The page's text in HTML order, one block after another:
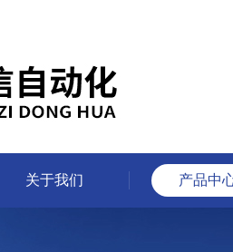
关于我们 产品中